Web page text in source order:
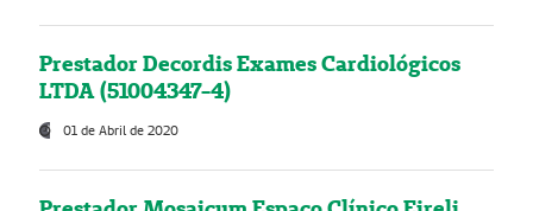
Prestador Decordis Exames Cardiológicos
LTDA (51004347-4)
01 de Abril de 2020